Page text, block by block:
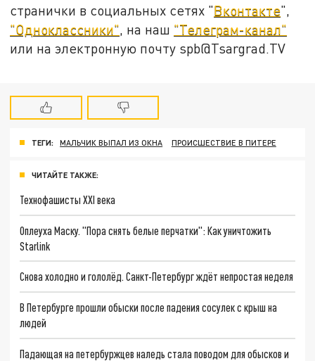
странички в социальных сетях "Вконтакте",
"Одноклассники" , на наш "Телеграм-канал"
или на электронную почту spb@Tsargrad.TV
ТЕГИ: МАЛЬЧИК ВЫПАЛ ИЗ ОКНА ПРОИСШЕСТВИЕ В ПИТЕРЕ
ЧИТАЙТЕ ТАКЖЕ:
Технофашисты XXI века
Оплеуха Маску. "Пора снять белые перчатки": Как уничтожить
Starlink
Снова холодно и гололёд. Санкт-Петербург ждёт непростая неделя
В Петербурге прошли обыски после падения сосулек с крыш на
людей
Падающая на петербуржцев наледь стала поводом для обысков и